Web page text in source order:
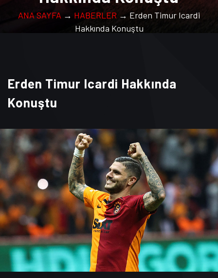
ANA SAYFA → HABERLER → Erden Timur Icardi
Hakkında Konuştu
Erden Timur Icardi Hakkında
Konuştu